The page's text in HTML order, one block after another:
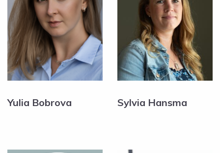
Yulia Bobrova Sylvia Hansma